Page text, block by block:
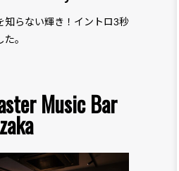
知らない輝き！イントロ3秒
。
Music Bar